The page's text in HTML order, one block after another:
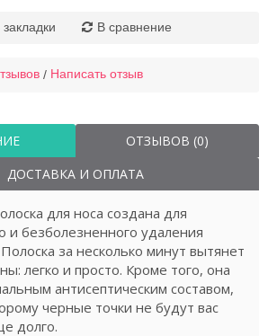
закладки В сравнение
/ Написать отзыв
ОТЗЫВОВ (0)
ДОСТАВКА И ОПЛАТА
для носа создана для
и безболезненного удаления
за несколько минут вытянет
легко и просто. Кроме того, она
антисептическим составом,
черные точки не будут вас
долго.